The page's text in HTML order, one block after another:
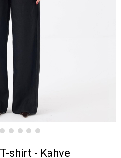
shirt - Kahve